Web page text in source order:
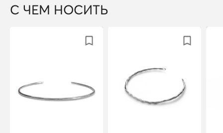
С ЧЕМ НОСИТЬ